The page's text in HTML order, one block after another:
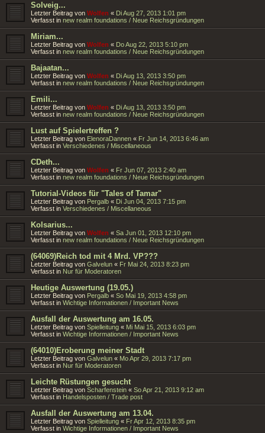
Solveig...
Letzter Beitrag von Wolfen « Di Aug 27, 2013 1:01 pm
Verfasst in new realm foundations / Neue Reichsgründungen
Miriam...
Letzter Beitrag von Wolfen « Do Aug 22, 2013 5:10 pm
Verfasst in new realm foundations / Neue Reichsgründungen
Bajaatan...
Letzter Beitrag von Wolfen « Di Aug 13, 2013 3:50 pm
Verfasst in new realm foundations / Neue Reichsgründungen
Emili...
Letzter Beitrag von Wolfen « Di Aug 13, 2013 3:50 pm
Verfasst in new realm foundations / Neue Reichsgründungen
Lust auf Spielertreffen ?
Letzter Beitrag von ElenoraDannen « Fr Jun 14, 2013 6:46 am
Verfasst in Verschiedenes / Miscellaneous
CDeth...
Letzter Beitrag von Wolfen « Fr Jun 07, 2013 2:40 am
Verfasst in new realm foundations / Neue Reichsgründungen
Tutorial-Videos für "Tales of Tamar"
Letzter Beitrag von Pergalb « Di Jun 04, 2013 7:15 pm
Verfasst in Verschiedenes / Miscellaneous
Kolsarius...
Letzter Beitrag von Wolfen « Sa Jun 01, 2013 12:10 pm
Verfasst in new realm foundations / Neue Reichsgründungen
(64069)Reich tod mit 4 Mrd. VP???
Letzter Beitrag von Galvelun « Fr Mai 24, 2013 8:23 pm
Verfasst in Nur für Moderatoren
Heutige Auswertung (19.05.)
Letzter Beitrag von Pergalb « So Mai 19, 2013 4:58 pm
Verfasst in Wichtige Informationen / Important News
Ausfall der Auswertung am 16.05.
Letzter Beitrag von Spielleitung « Mi Mai 15, 2013 6:03 pm
Verfasst in Wichtige Informationen / Important News
(64010)Eroberung meiner Stadt
Letzter Beitrag von Galvelun « Mo Apr 29, 2013 7:17 pm
Verfasst in Nur für Moderatoren
Leichte Rüstungen gesucht
Letzter Beitrag von Scharfenstein « So Apr 21, 2013 9:12 am
Verfasst in Handelsposten / Trade post
Ausfall der Auswertung am 13.04.
Letzter Beitrag von Spielleitung « Fr Apr 12, 2013 8:35 pm
Verfasst in Wichtige Informationen / Important News